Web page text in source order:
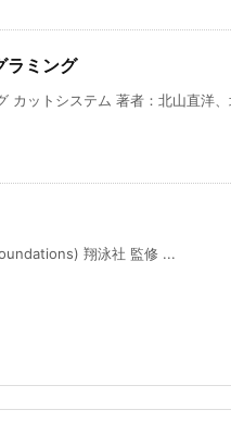
ラミング
カットシステム 著者：北山直洋
翔泳社 監修 ...